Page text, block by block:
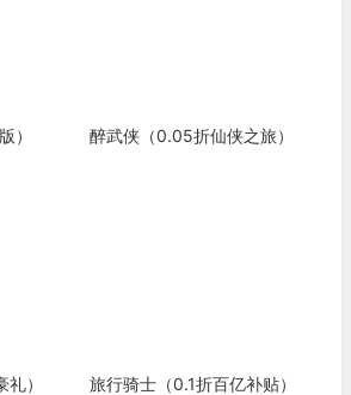
） 醉武侠（0.05折仙侠之旅）
） 旅行骑士（0.1折百亿补贴）